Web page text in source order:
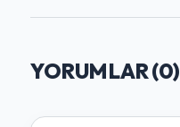
YORUMLAR (0)